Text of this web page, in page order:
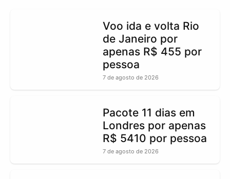
Voo ida e volta Rio
de Janeiro por
apenas R$ 455 por
pessoa
7 de agosto de 2026
Pacote 11 dias em
Londres por apenas
R$ 5410 por pessoa
7 de agosto de 2026